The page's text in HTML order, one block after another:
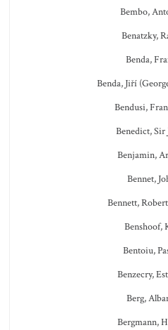
Bembo,
Benatzky,
Benda,
Benda, Jiří
Bendusi,
Benedict, Sir
Benjamin,
Bennet,
Bennett,
Benshoof,
Bentoiu,
Benzecry,
Berg,
Bergmann,